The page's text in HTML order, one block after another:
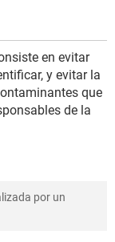
en evitar
y evitar la
que
de la
por un